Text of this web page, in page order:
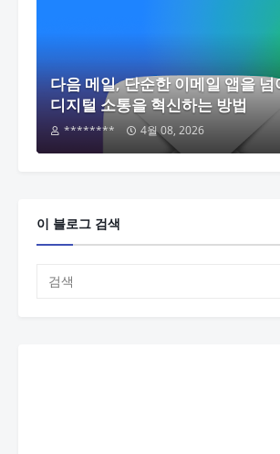
다음 메일, 단순한 이메일 앱을 넘
디지털 소통을 혁신하는 방법
******** 4월 08, 2026
이 블로그 검색